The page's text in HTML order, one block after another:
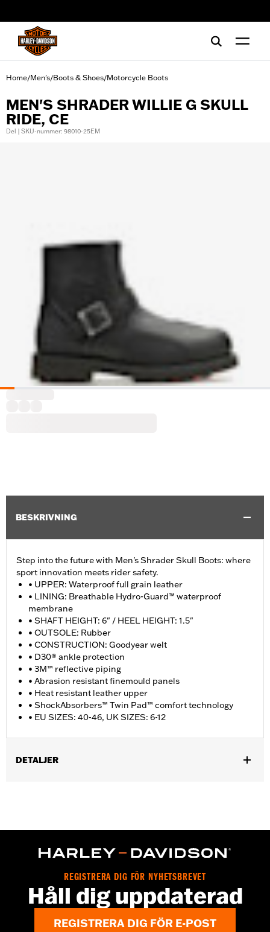
Home/Men's/Boots & Shoes/Motorcycle Boots
MEN'S SHRADER WILLIE G SKULL
RIDE, CE
Del | SKU-nummer: 98010-25EM
BESKRIVNING
Step into the future with Men's Shrader Skull Boots: where
sport innovation meets rider safety.
• UPPER: Waterproof full grain leather
• LINING: Breathable Hydro-Guard™ waterproof
membrane
• SHAFT HEIGHT: 6" / HEEL HEIGHT: 1.5"
• OUTSOLE: Rubber
• CONSTRUCTION: Goodyear welt
• D30® ankle protection
• 3M™ reflective piping
• Abrasion resistant finemould panels
• Heat resistant leather upper
• ShockAbsorbers™ Twin Pad™ comfort technology
• EU SIZES: 40-46, UK SIZES: 6-12
DETALJER
Origin:Imported
Dimension Description:SHAFT HEIGHT: 6" / HEEL HEIGHT:
REGISTRERA DIG FÖR NYHETSBREVET
Håll dig uppdaterad
REGISTRERA DIG FÖR E-POST